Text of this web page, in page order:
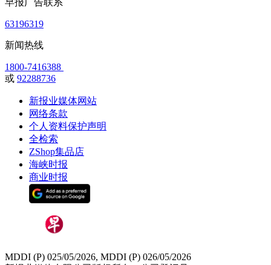
63196319
新闻热线
1800-7416388
或 92288736
新报业媒体网站
网络条款
个人资料保护声明
全检索
ZShop集品店
海峡时报
商业时报
MDDI (P) 025/05/2026, MDDI (P) 026/05/2026